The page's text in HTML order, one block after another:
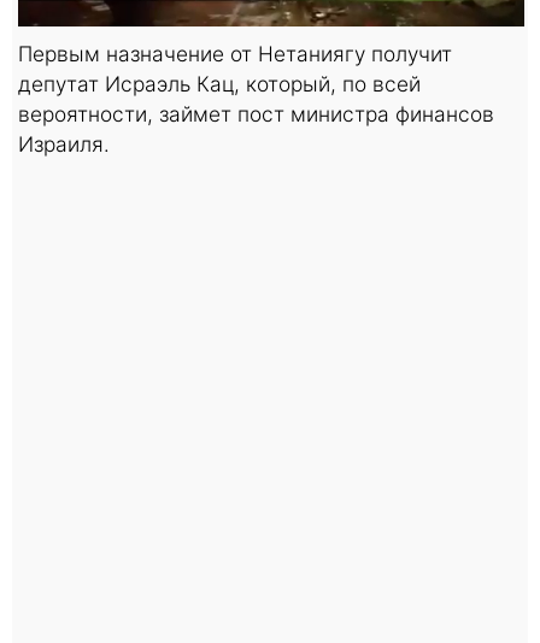
Первым назначение от Нетаниягу получит
депутат Исраэль Кац, который, по всей
вероятности, займет пост министра финансов
Израиля.